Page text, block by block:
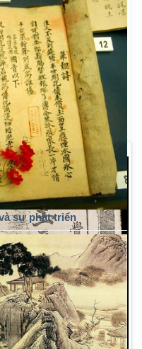
sự phát triển